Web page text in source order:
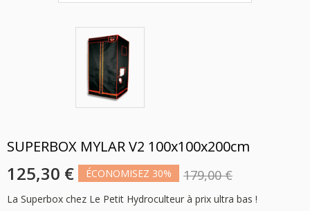
SUPERBOX MYLAR V2 100x100x200cm
125,30 € ÉCONOMISEZ 30% 179,00 €
La Superbox chez Le Petit Hydroculteur à prix ultra bas !